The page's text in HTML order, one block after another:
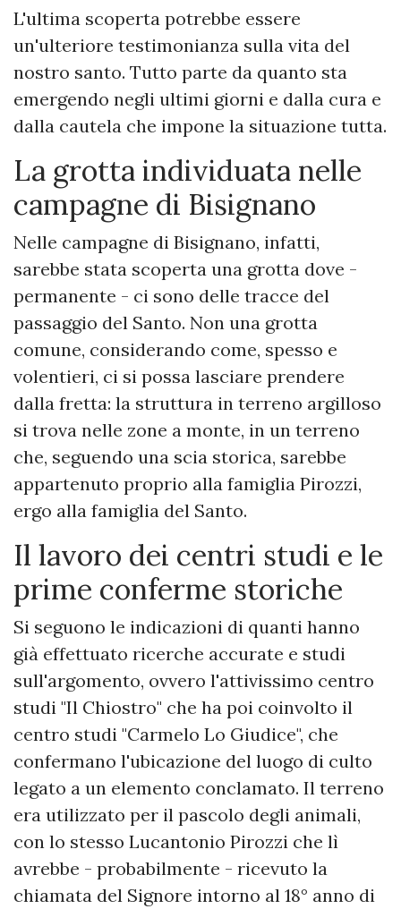
L'ultima scoperta potrebbe essere
un'ulteriore testimonianza sulla vita del
nostro santo. Tutto parte da quanto sta
emergendo negli ultimi giorni e dalla cura e
dalla cautela che impone la situazione tutta.
La grotta individuata nelle
campagne di Bisignano
Nelle campagne di Bisignano, infatti,
sarebbe stata scoperta una grotta dove -
permanente - ci sono delle tracce del
passaggio del Santo. Non una grotta
comune, considerando come, spesso e
volentieri, ci si possa lasciare prendere
dalla fretta: la struttura in terreno argilloso
si trova nelle zone a monte, in un terreno
che, seguendo una scia storica, sarebbe
appartenuto proprio alla famiglia Pirozzi,
ergo alla famiglia del Santo.
Il lavoro dei centri studi e le
prime conferme storiche
Si seguono le indicazioni di quanti hanno
già effettuato ricerche accurate e studi
sull'argomento, ovvero l'attivissimo centro
studi "Il Chiostro" che ha poi coinvolto il
centro studi "Carmelo Lo Giudice", che
confermano l'ubicazione del luogo di culto
legato a un elemento conclamato. Il terreno
era utilizzato per il pascolo degli animali,
con lo stesso Lucantonio Pirozzi che lì
avrebbe - probabilmente - ricevuto la
chiamata del Signore intorno al 18° anno di